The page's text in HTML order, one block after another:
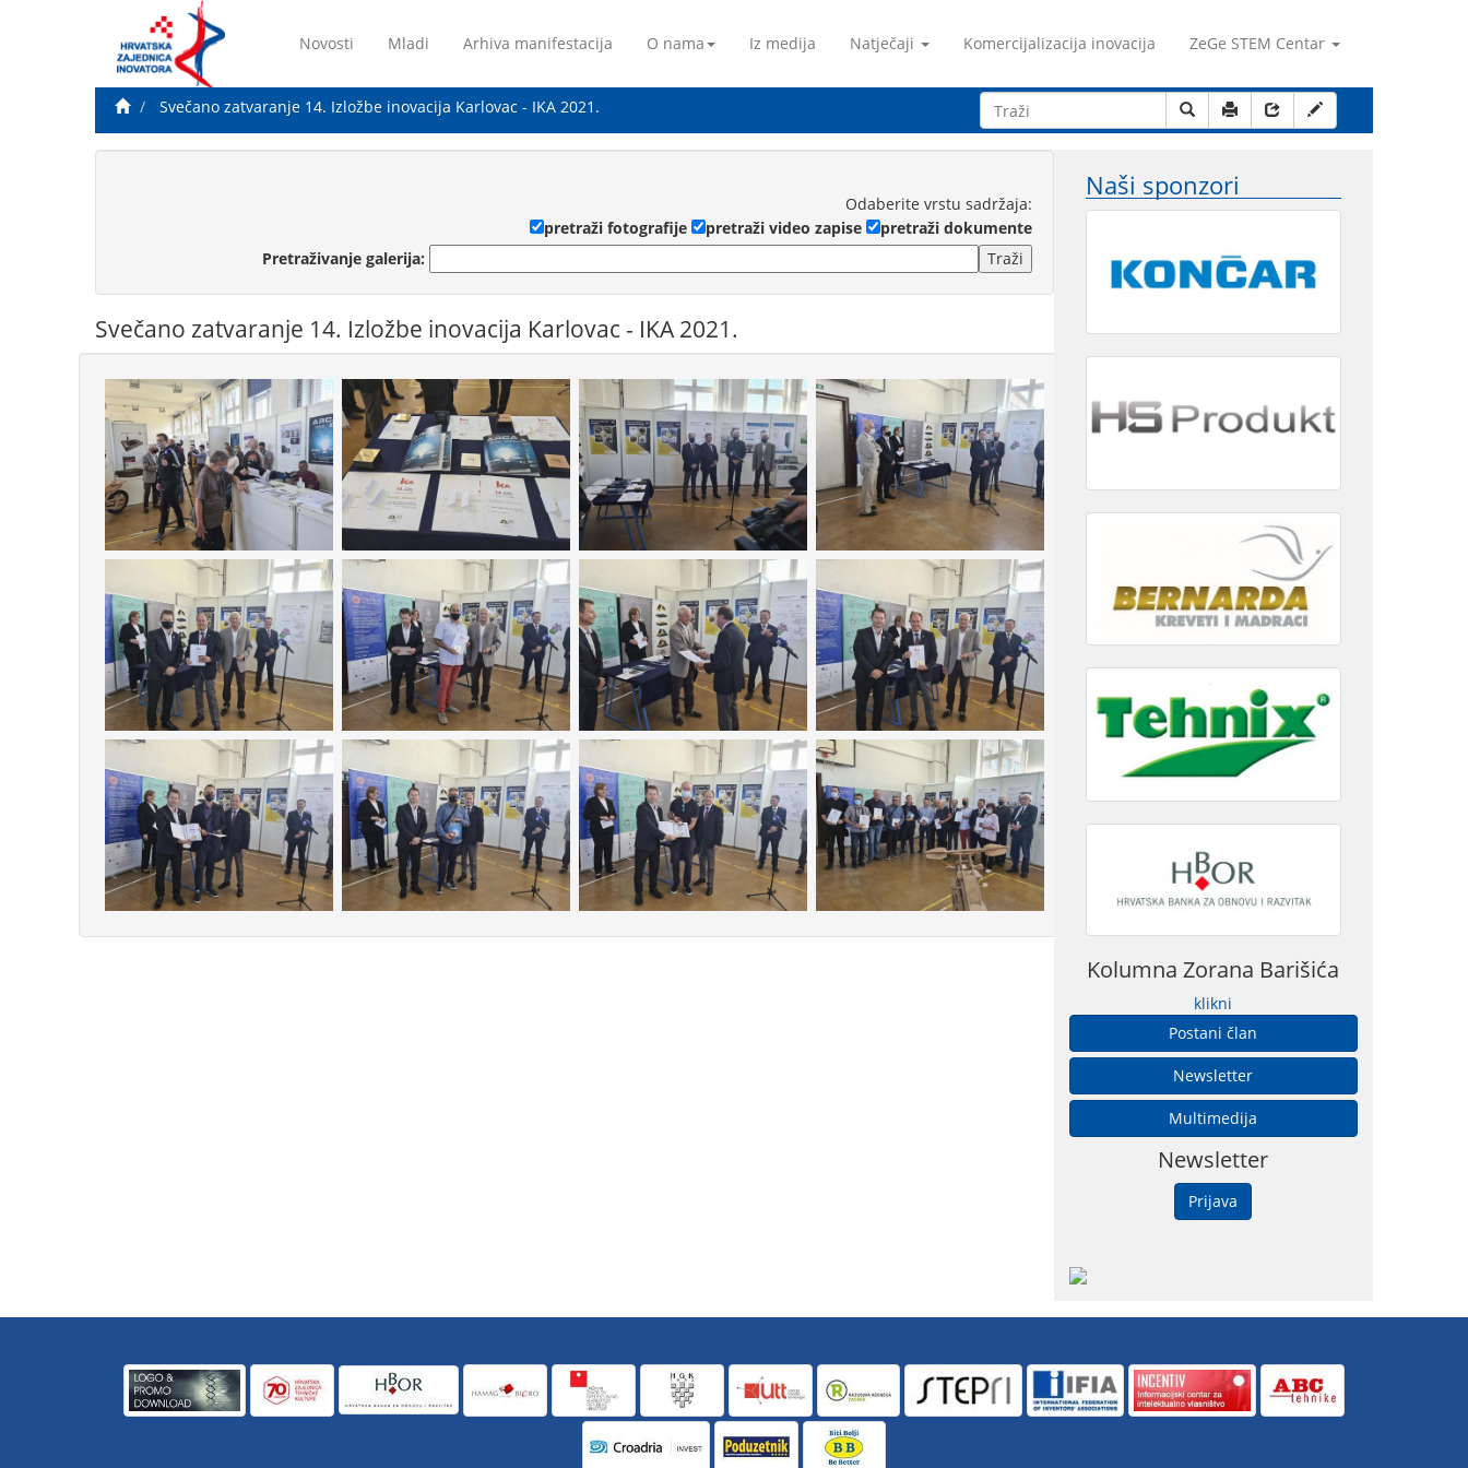
Novosti Mladi Arhiva manifestacija O nama Iz medija Natječaji Komercijalizacija inovacija ZeGe STEM Centar
Svečano zatvaranje 14. Izložbe inovacija Karlovac - IKA 2021.
Odaberite vrstu sadržaja:
pretraži fotografije
pretraži video zapise
pretraži dokumente
Pretraživanje galerija:
Traži
Svečano zatvaranje 14. Izložbe inovacija Karlovac - IKA 2021.
Naši sponzori
Kolumna Zorana Barišića
klikni
Postani član
Newsletter
Multimedija
Newsletter
Prijava